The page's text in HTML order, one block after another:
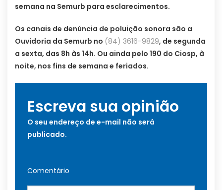
semana na Semurb para esclarecimentos.
Os canais de denúncia de poluição sonora são a
Ouvidoria da Semurb no (84) 3616-9829, de segunda
a sexta, das 8h às 14h. Ou ainda pelo 190 do Ciosp, à
noite, nos fins de semana e feriados.
Escreva sua opinião
O seu endereço de e-mail não será
publicado.
Comentário